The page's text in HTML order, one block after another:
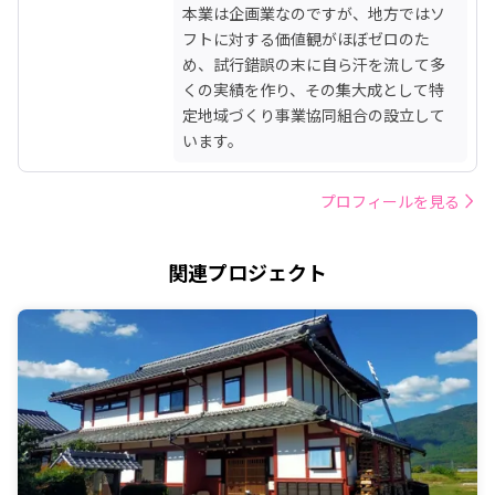
本業は企画業なのですが、地方ではソ
フトに対する価値観がほぼゼロのた
め、試行錯誤の末に自ら汗を流して多
くの実績を作り、その集大成として特
定地域づくり事業協同組合の設立して
います。
プロフィールを見る
関連プロジェクト